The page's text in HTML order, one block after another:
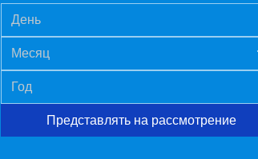
Месяц
Представлять на рассмотрение